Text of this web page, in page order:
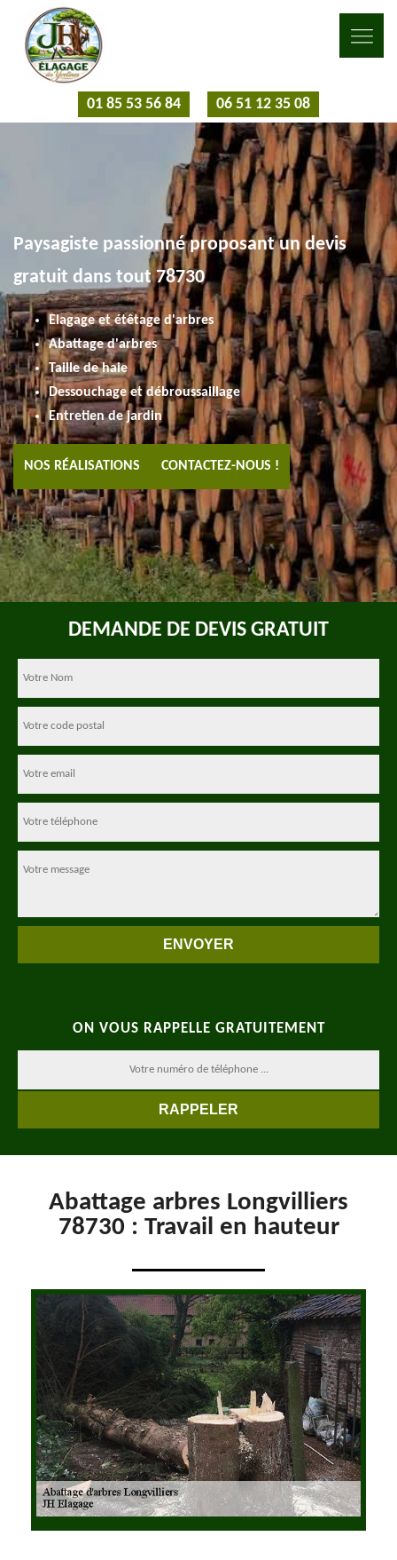
01 85 53 56 84 06 51 12 35 08
Paysagiste passionné proposant un devis
gratuit dans tout 78730
Elagage et étêtage d'arbres
Abattage d'arbres
Taille de haie
Dessouchage et débroussaillage
Entretien de jardin
NOS RÉALISATIONS CONTACTEZ-NOUS !
DEMANDE DE DEVIS GRATUIT
ON VOUS RAPPELLE GRATUITEMENT
Abattage arbres Longvilliers
78730 : Travail en hauteur